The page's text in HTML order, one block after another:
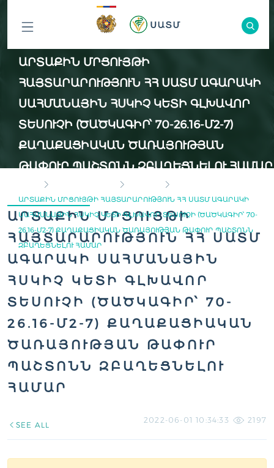
ԲՈԼՈՐ
ԲԱԺԻՆՆԵՐԸ
ԱՐՏԱՔԻՆ ՄՐՑՈՒՅԹԻ
ՀԱՅՏԱՐԱՐՈՒԹՅՈՒՆ ՀՀ ՍԱՏՄ ԱԳԱՐԱԿԻ
ՍԱՀՄԱՆԱՅԻՆ ՀՍԿԻՉ ԿԵՏԻ ԳԼԽԱՎՈՐ
ՏԵՍՈՒՉԻ (ԾԱԾԿԱԳԻՐ՝ 70-26.16-Մ2-7)
ՔԱՂԱՔԱՑԻԱԿԱՆ ԾԱՌԱՅՈՒԹՅԱՆ
ԹԱՓՈՒՐ ՊԱՇՏՈՆՆ ԶԲԱՂԵՑՆԵԼՈՒ ՀԱՄԱՐ
ԱՐՏԱՔԻՆ ՄՐՑՈՒՅԹԻ ՀԱՅՏԱՐԱՐՈՒԹՅՈՒՆ ՀՀ ՍԱՏՄ ԱԳԱՐԱԿԻ
ՍԱՀՄԱՆԱՅԻՆ ՀՍԿԻՉ ԿԵՏԻ ԳԼԽԱՎՈՐ ՏԵՍՈՒՉԻ (ԾԱԾԿԱԳԻՐ՝ 70-
26.16-Մ2-7) ՔԱՂԱՔԱՑԻԱԿԱՆ ԾԱՌԱՅՈՒԹՅԱՆ ԹԱՓՈՒՐ ՊԱՇՏՈՆՆ
ԶԲԱՂԵՑՆԵԼՈՒ ՀԱՄԱՐ
ԱՐՏԱՔԻՆ ՄՐՑՈՒՅԹԻ
ՀԱՅՏԱՐԱՐՈՒԹՅՈՒՆ ՀՀ ՍԱՏՄ
ԱԳԱՐԱԿԻ ՍԱՀՄԱՆԱՅԻՆ
ՀՍԿԻՉ ԿԵՏԻ ԳԼԽԱՎՈՐ
ՏԵՍՈՒՉԻ (ԾԱԾԿԱԳԻՐ՝ 70-
26.16-Մ2-7) ՔԱՂԱՔԱՑԻԱԿԱՆ
ԾԱՌԱՅՈՒԹՅԱՆ ԹԱՓՈՒՐ
ՊԱՇՏՈՆՆ ԶԲԱՂԵՑՆԵԼՈՒ
ՀԱՄԱՐ
SEE ALL
2022-06-01 10:34:33 2197